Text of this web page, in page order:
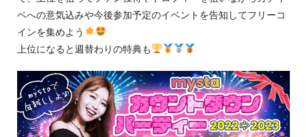
ベへの意気込みや今後参加予定のイベントを告知してフリーコ
インを集めよう
上位になると週替わりの特典も